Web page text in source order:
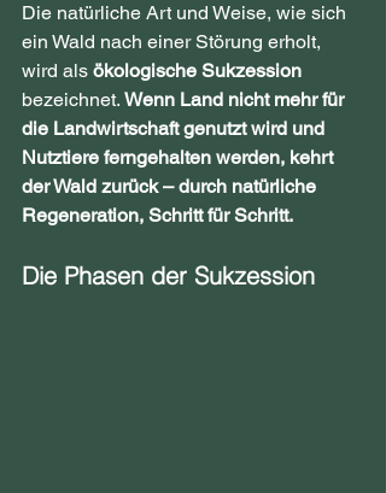
Die natürliche Art und Weise, wie sich
ein Wald nach einer Störung erholt,
wird als ökologische Sukzession
bezeichnet. Wenn Land nicht mehr für
die Landwirtschaft genutzt wird und
Nutztiere ferngehalten werden, kehrt
der Wald zurück – durch natürliche
Regeneration, Schritt für Schritt.
Die Phasen der Sukzession